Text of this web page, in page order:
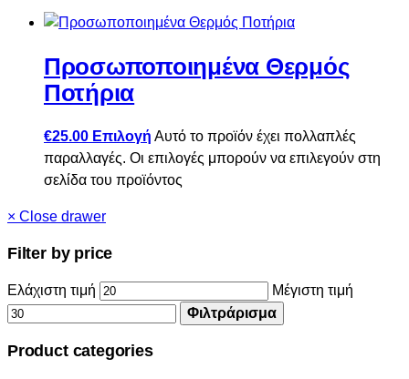
Προσωποποιημένα Θερμός
Ποτήρια
€25.00 Επιλογή Αυτό το προϊόν έχει πολλαπλές
παραλλαγές. Οι επιλογές μπορούν να επιλεγούν στη
σελίδα του προϊόντος
× Close drawer
Filter by price
Ελάχιστη τιμή
Μέγιστη τιμή
Φιλτράρισμα
Product categories